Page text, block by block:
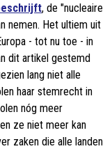
, de "nucleaire
nemen. Het ultiem uit
- tot nu toe - in
dit artikel gestemd
lang niet alle
haar stemrecht in
nóg meer
ze niet meer kan
zaken die alle landen